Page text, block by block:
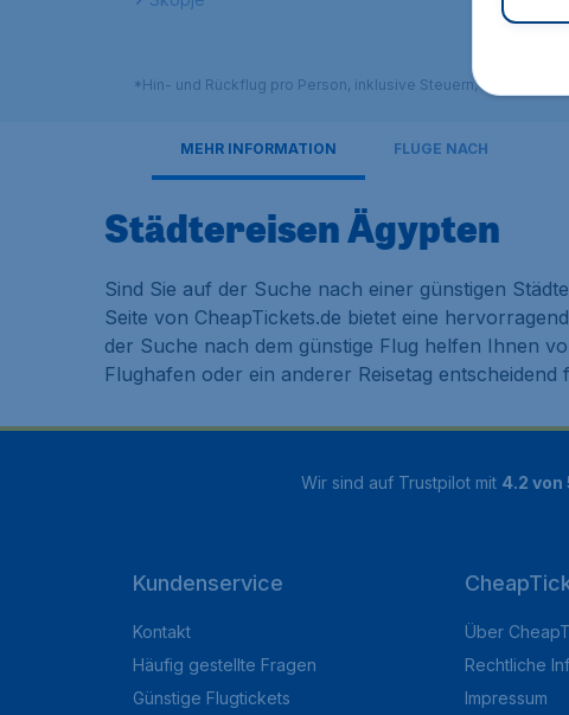
*Hin- und Rückflug pro Person, inklusive Steuern, exklusive €
MEHR INFORMATION FLÜGE NACH
Städtereisen Ägypten
Sind Sie auf der Suche nach einer günstigen
Seite von CheapTickets.de bietet eine
der Suche nach dem günstige Flug helfen Ihnen
Flughafen oder ein anderer Reisetag
Wir sind auf Trustpilot mit 4.2 von
Kundenservice
Kontakt
Häufig gestellte Fragen
Günstige Flugtickets
Über
Rechtliche
Impressum